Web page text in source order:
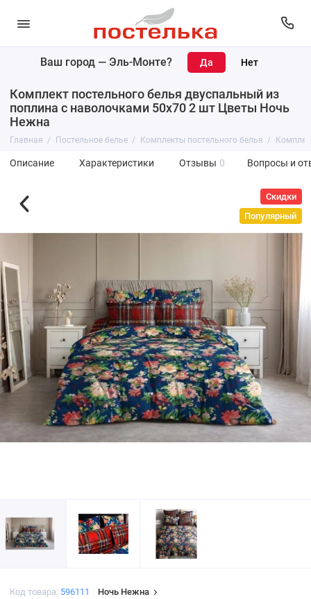
Ваш город — Эль-Монте?
Комплект постельного белья двуспальный из
поплина с наволочками 50х70 2 шт Цветы Ночь
Нежна
Главная Постельное белье Комплекты постельного белья
Описание Характеристики Отзывы 0 Вопросы и
Скидки
Популярный
Код товара: 596111 Ночь Нежна